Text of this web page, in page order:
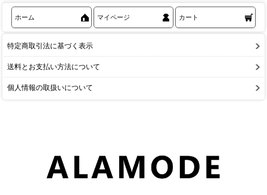
ホーム マイページ カート
特定商取引法に基づく表示
送料とお支払い方法について
個人情報の取扱いについて